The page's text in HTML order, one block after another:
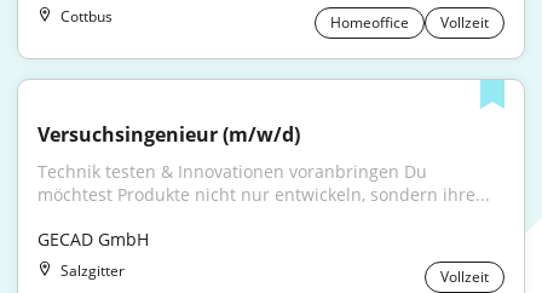
Cottbus Homeoffice Vollzeit
Versuchsingenieur (m/w/d)
Technik testen & Innovationen voranbringen Du
möchtest Produkte nicht nur entwickeln, sondern ihre...
GECAD GmbH
Salzgitter Vollzeit